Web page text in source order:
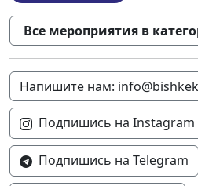
Все мероприятия в
Напишите нам:
Подпишись на Instagram
Подпишись на Telegram